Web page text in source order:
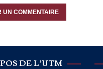
DE L’UTM